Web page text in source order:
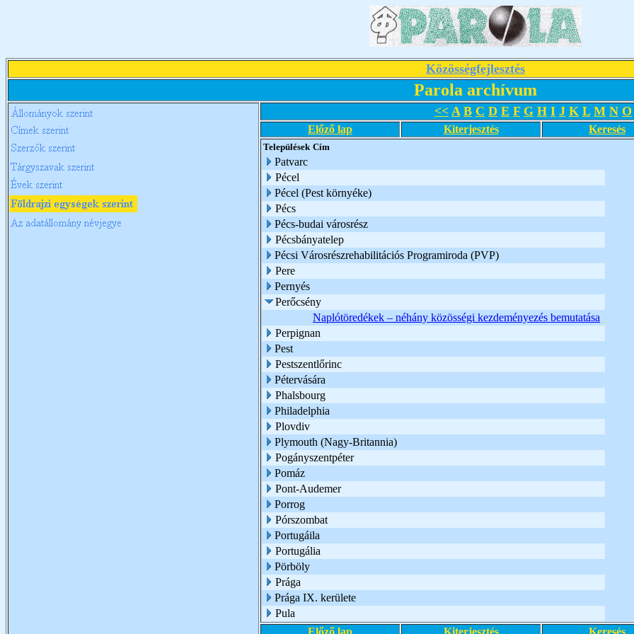
Közösségfejlesztés
Parola archívum
<< A B C D E F G H I J K L M N O
Előző lap Kiterjesztés Keresés
Települések Cím
Patvarc
Pécel
Pécel (Pest környéke)
Pécs
Pécs-budai városrész
Pécsbányatelep
Pécsi Városrészrehabilitációs Programiroda (PVP)
Pere
Pernyés
Perőcsény
Naplótöredékek – néhány közösségi kezdeményezés bemutatása
Perpignan
Pest
Pestszentlőrinc
Pétervására
Phalsbourg
Philadelphia
Plovdiv
Plymouth (Nagy-Britannia)
Pogányszentpéter
Pomáz
Pont-Audemer
Porrog
Pórszombat
Portugáila
Portugália
Pörböly
Prága
Prága IX. kerülete
Pula
Előző lap
Kiterjesztés Keresés